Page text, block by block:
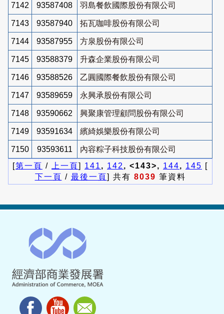
7142 93587408 羽島餐飲國際股份有限公司
7143 93587940 拓瓦咖啡股份有限公司
7144 93587955 方泉股份有限公司
7145 93588379 升森企業股份有限公司
7146 93588526 乙圓國際餐飲股份有限公司
7147 93589659 永興承股份有限公司
7148 93590662 興聚康管理顧問股份有限公司
7149 93591634 繽綺娛樂股份有限公司
7150 93593611
內容粽子科技股份有限公司
[第一頁 / 上一頁] 141 , 142 , <143>, 144, 145 [
下一頁 / 最後一頁] 共有 8039 筆資料